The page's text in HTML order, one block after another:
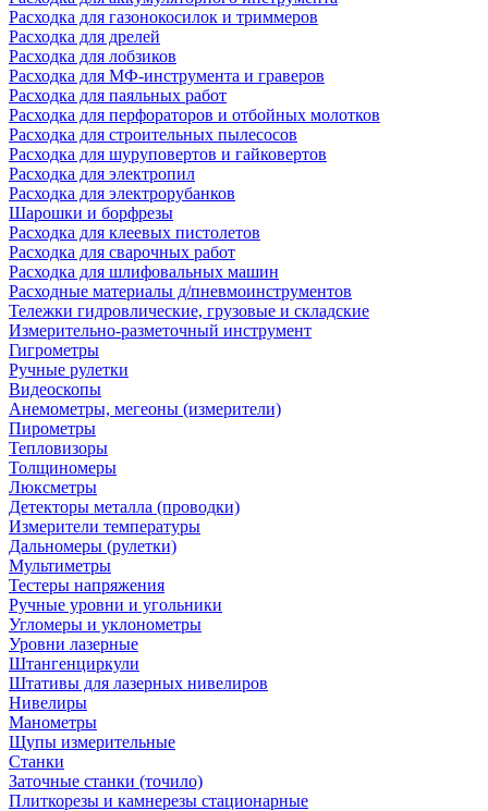
Расходка для газонокосилок и триммеров
Расходка для дрелей
Расходка для лобзиков
Расходка для МФ-инструмента и граверов
Расходка для паяльных работ
Расходка для перфораторов и отбойных молотков
Расходка для строительных пылесоcов
Расходка для шуруповертов и гайковертов
Расходка для электропил
Расходка для электрорубанков
Шарошки и борфрезы
Расходка для клеевых пистолетов
Расходка для сварочных работ
Расходка для шлифовальных машин
Расходные материалы д/пневмоинструментов
Тележки гидровлические, грузовые и складские
Измерительно-разметочный инструмент
Гигрометры
Ручные рулетки
Видеоскопы
Анемометры, мегеоны (измерители)
Пирометры
Тепловизоры
Толщиномеры
Люксметры
Детекторы металла (проводки)
Измерители температуры
Дальномеры (рулетки)
Мультиметры
Тестеры напряжения
Ручные уровни и угольники
Угломеры и уклонометры
Уровни лазерные
Штангенциркули
Штативы для лазерных нивелиров
Нивелиры
Манометры
Щупы измерительные
Станки
Заточные станки (точило)
Плиткорезы и камнерезы стационарные